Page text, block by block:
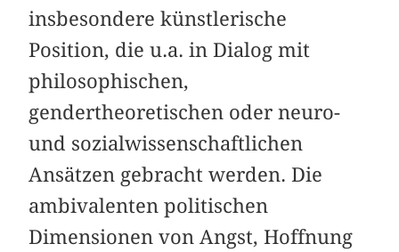
insbesondere künstlerische
Position, die u.a. in Dialog mit
philosophischen,
gendertheoretischen oder neuro-
und sozialwissenschaftlichen
Ansätzen gebracht werden. Die
ambivalenten politischen
Dimensionen von Angst, Hoffnung